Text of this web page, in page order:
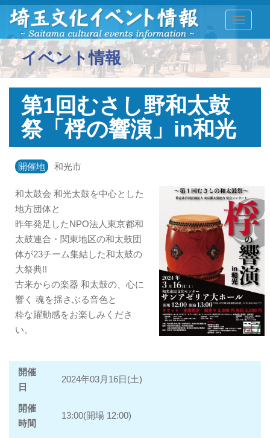
イベント情報
第1回むさし野和太鼓
祭「桴の響演」in和光
開催地 和光市
和太鼓会 和光太鼓を中心とした
地方団体と
昨年発足したNPO法人東京都和
太鼓連合・関東地区の和太鼓団
体が23チーム集結した和太鼓の
大祭典!!
古来からの楽器 和太鼓の、心に
響く 魂を揺さぶる音色と
粋な躍動感をお楽しみくださ
い。
開催
日
2024年03月16日(土)
開催
時間
13:00(開場 12:00)